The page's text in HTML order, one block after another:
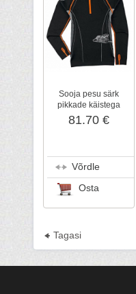
Sooja pesu särk
pikkade käistega
ADVANCE, must
81.70 €
Võrdle
Osta
Tagasi